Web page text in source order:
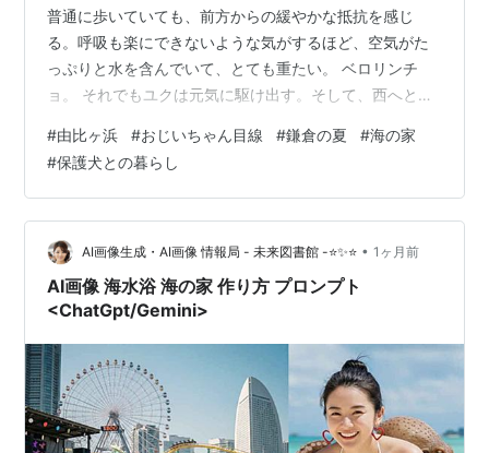
普通に歩いていても、前方からの緩やかな抵抗を感じ
る。呼吸も楽にできないような気がするほど、空気がた
っぷりと水を含んでいて、とても重たい。 ベロリンチ
ョ。 それでもユクは元気に駆け出す。そして、西へと向
ろ、週三回のペースで北鎌倉に連れて行っている。「昨
日行ったから今日は勘弁してくれ」というのが人間の言
い分だが、犬は毎日でも行きたいようである。その日も
西を向いたものの、さすがに毎日の北鎌倉は大変なの
で、人間の都合で海の方へ舵を切った。ユクは、海は海
で大好物なので、「海なんだね」という感じで、またグ
イグ…
#由比ヶ浜 #おじいちゃん目線 #鎌倉の夏 #海の家
#保護犬との暮らし
AI画像生成・AI画像 情報局 - 未来図書館 -⭐✨⭐ • 1ヶ月前
AI画像 海水浴 海の家 作り方 プロンプト
<ChatGpt/Gemini>